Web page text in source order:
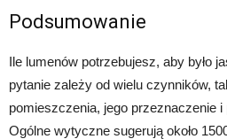
Podsumowanie
Ile lumenów potrzebujesz, aby było
pytanie zależy od wielu czynników,
pomieszczenia, jego przeznaczenie
Ogólne wytyczne sugerują około